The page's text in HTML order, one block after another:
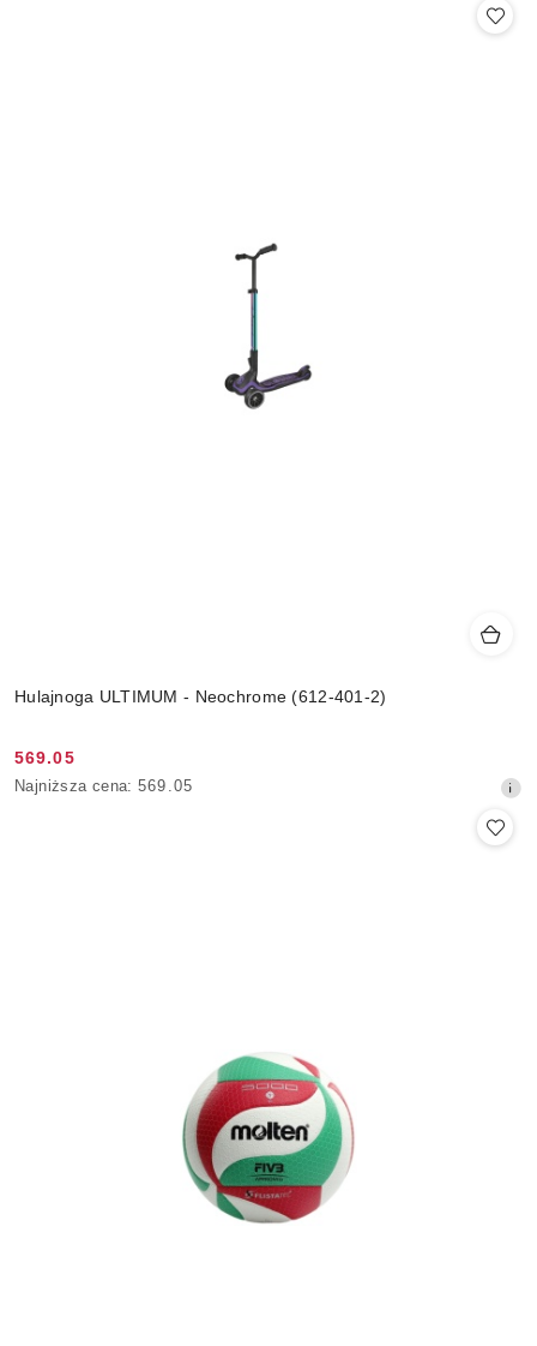
Hulajnoga ULTIMUM - Neochrome (612-401-2)
Cena
promocyjna:
569.05
Najniższa
Najniższa cena: 569.05